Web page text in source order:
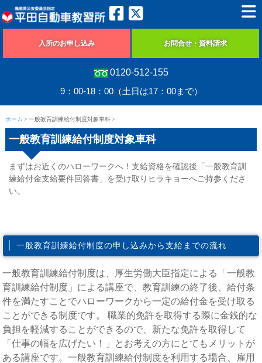
0120-512-155
9：00-18：00（土日は17：00まで）
入所のお申し込み お問合せ・資料請求
ホーム 一般教育訓練給付制度対象車科
一般教育訓練給付制度対象車科
まずはお近くのハローワークへ！支給資格を確認後「一般教育訓
練給付金支給要件回答書」を受け取りヒラキョーへご持参くださ
い。
一般教育訓練給付制度の申し込みから支給までの流れ
一般教育訓練給付制度は、厚生労働大臣指定による「一般教
育訓練給付制度」による講座で、教育訓練の終了後、給付条
件を満たすことでハローワークから一定の給付金を受け取る
ことができる制度です。 職業的免許を取得する際に金銭的な
負担を軽減することができるので、新たな免許を取得して
「仕事の幅を広げたい！」とお考えの方にとてもメリットが
ある講座です。一般教育訓練給付制度を利用する場合、雇用